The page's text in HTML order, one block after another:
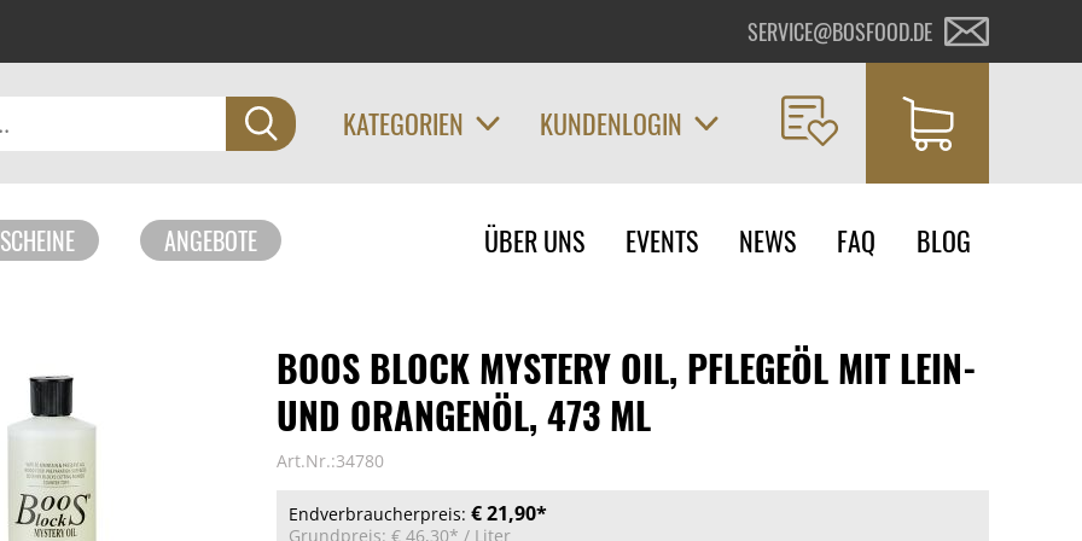
SERVICE@BOSFOOD.DE
KATEGORIEN KUNDENLOGIN
ANGEBOTE
Navigation
überspringen
ÜBER UNS EVENTS NEWS FAQ BLOG
BOOS BLOCK MYSTERY OIL, PFLEGEÖL MIT LEIN-
UND ORANGENÖL, 473 ML
Art.Nr.:34780
Endverbraucherpreis: € 21,90*
Grundpreis: € 46,30* / Liter